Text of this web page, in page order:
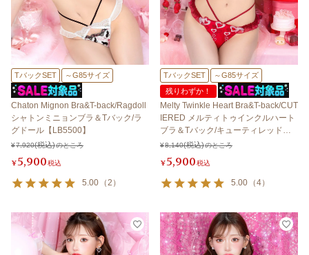
TバックSET ～G85サイズ
Chaton Mignon Bra&T-back/Ragdoll
シャトンミニョンブラ＆Tバック/ラ
グドール【LB5500】
¥7,920 のところ
¥5,900税込
5.00 （2 ）
TバックSET
～G85サイズ
残りわずか！
Melty Twinkle Heart Bra&T-back/CUT
IERED メルティトゥインクルハート
ブラ＆Tバック/キューティレッド【L
B5500】
¥8,140 のところ
¥5,900税込
5.00 （4）